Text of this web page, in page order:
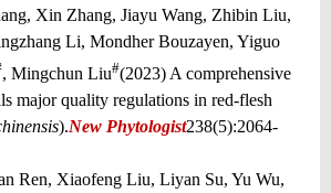
Xin Zhang, Jiayu Wang, Zhibin Liu,
Li, Mondher Bouzayen, Yiguo
, Mingchun Liu#(2023) A comprehensive
major quality regulations in red-flesh
).New Phytologist238(5):2064-
Ren, Xiaofeng Liu, Liyan Su, Yu Wu,